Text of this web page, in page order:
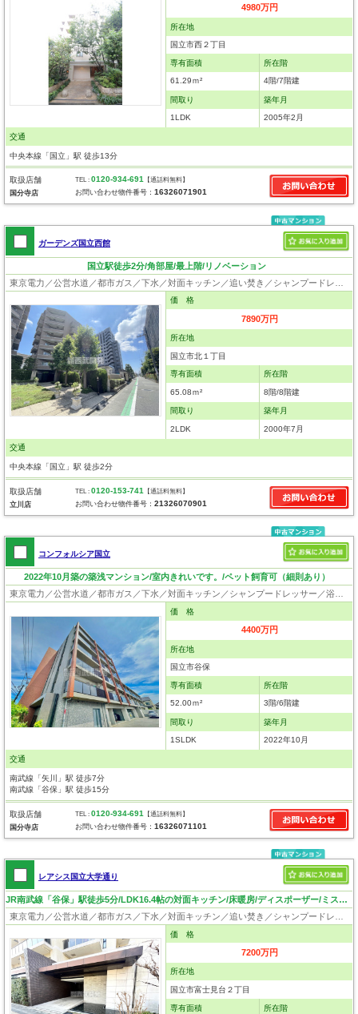
4980万円
所在地
国立市西２丁目
専有面積
61.29ｍ²
所在階
4階/7階建
間取り
1LDK
築年月
2005年2月
交通
中央本線「国立」駅 徒歩13分
取扱店舗
国分寺店
TEL :0120-934-691 【通話料無料】
お問い合わせ物件番号：16326071901
ガーデンズ国立西館
国立駅徒歩2分/角部屋/最上階/リノベーション
価 格
7890万円
所在地
国立市北１丁目
専有面積
65.08ｍ²
所在階
8階/8階建
間取り
2LDK
築年月
2000年7月
交通
中央本線「国立」駅 徒歩2分
取扱店舗
立川店
TEL :0120-153-741 【通話料無料】
お問い合わせ物件番号：21326070901
コンフォルシア国立
2022年10月築の築浅マンション/室内きれいです。/ペット飼育可（細則あり）
価 格
4400万円
所在地
国立市谷保
専有面積
52.00ｍ²
所在階
3階/6階建
間取り
1SLDK
築年月
2022年10月
交通
南武線「矢川」駅 徒歩7分
南武線「谷保」駅 徒歩15分
取扱店舗
国分寺店
TEL :0120-934-691 【通話料無料】
お問い合わせ物件番号：16326071101
レアシス国立大学通り
JR南武線「谷保」駅徒歩5分/LDK16.4帖の対面キッチン/床暖房/ディスポーザー/ミストサウナ
価 格
7200万円
所在地
国立市富士見台２丁目
専有面積 所在階